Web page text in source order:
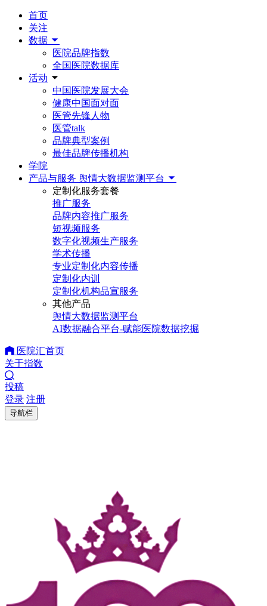
首页
关注
数据
医院品牌指数
全国医院数据库
活动
中国医院发展大会
健康中国面对面
医管先锋人物
医管talk
品牌典型案例
最佳品牌传播机构
学院
产品与服务 舆情大数据监测平台
定制化服务套餐
推广服务
品牌内容推广服务
短视频服务
数字化视频生产服务
学术传播
专业定制化内容传播
定制化内训
定制化机构品宣服务
其他产品
舆情大数据监测平台
AI数据融合平台-赋能医院数据挖掘
医院汇首页
关于指数
投稿
登录 注册
导航栏